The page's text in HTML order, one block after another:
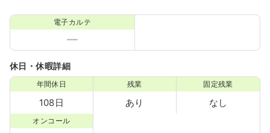
電子カルテ
休日・休暇詳細
年間休日
108日
残業
あり
固定残業
なし
オンコール